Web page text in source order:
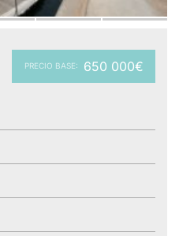
PRECIO BASE: 650 000€